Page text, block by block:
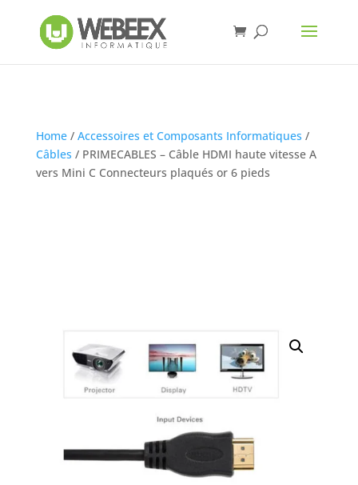
Home/ Accessoires et Composants Informatiques /
Câbles / PRIMECABLES – Câble HDMI haute vitesse A
vers Mini C Connecteurs plaqués or 6 pieds